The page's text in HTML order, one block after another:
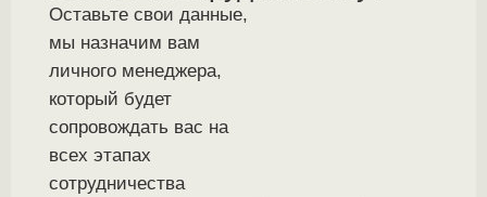
Оставьте свои данные,
мы назначим вам
личного менеджера,
который будет
сопровождать вас на
всех этапах
сотрудничества